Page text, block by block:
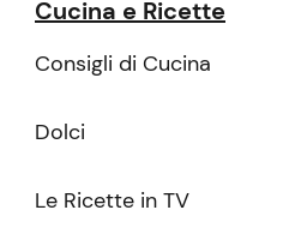
Cucina e Ricette
Consigli di Cucina
Dolci
Le Ricette in TV